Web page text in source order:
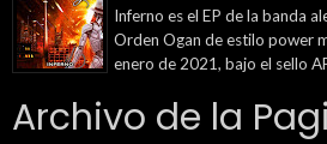
Inferno es el EP de la banda
Orden Ogan de estilo power
enero de 2021, bajo el sello
Archivo de la